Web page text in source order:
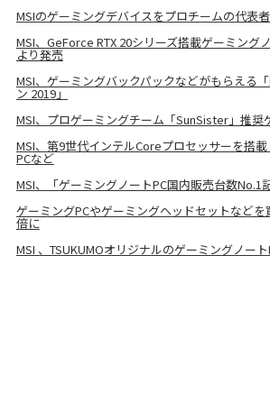
MSIのゲーミングデバイスをプロチームの代表
MSI、GeForce RTX 20シリーズ搭載ゲーミング
より発売
MSI、ゲーミングバックパックなどがもらえる
ン 2019」
MSI、プロゲーミングチーム「SunSister」推奨
MSI、第9世代インテルCoreプロセッサーを搭
PCなど
MSI、「ゲーミングノートPC国内販売台数No.1
ゲーミングPCやゲーミングヘッドセットなど
倍に
MSI 、TSUKUMOオリジナルのゲーミングノー